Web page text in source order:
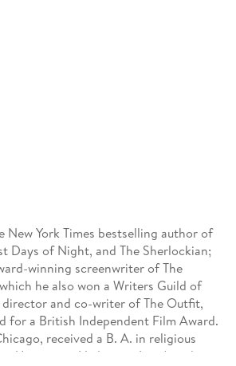
New York Times bestselling author of
Days of Night, and The Sherlockian;
winning screenwriter of The
he also won a Writers Guild of
and co-writer of The Outfit,
for a British Independent Film Award.
received a B. A. in religious
University. He lives in Los Angeles.